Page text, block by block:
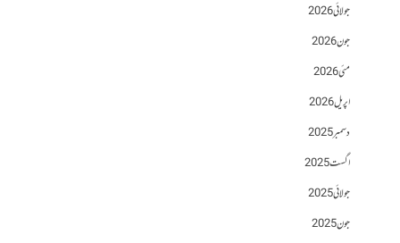
جولائی 2026
جون 2026
مئی 2026
اپریل 2026
دسمبر 2025
اگست 2025
جولائی 2025
جون 2025